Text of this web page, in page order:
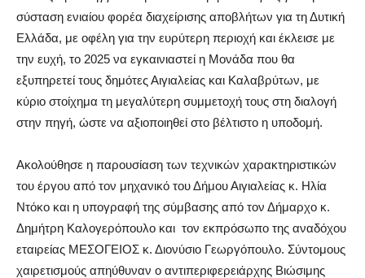
σύσταση ενιαίου φορέα διαχείρισης αποβλήτων για τη Δυτική
Ελλάδα, με οφέλη για την ευρύτερη περιοχή και έκλεισε με
την ευχή, το 2025 να εγκαινιαστεί η Μονάδα που θα
εξυπηρετεί τους δημότες Αιγιαλείας και Καλαβρύτων, με
κύριο στοίχημα τη μεγαλύτερη συμμετοχή τους στη διαλογή
στην πηγή, ώστε να αξιοποιηθεί στο βέλτιστο η υποδομή.
Ακολούθησε η παρουσίαση των τεχνικών χαρακτηριστικών
του έργου από τον μηχανικό του Δήμου Αιγιαλείας κ. Ηλία
Ντόκο και η υπογραφή της σύμβασης από τον Δήμαρχο κ.
Δημήτρη Καλογερόπουλο και τον εκπρόσωπο της αναδόχου
εταιρείας ΜΕΣΟΓΕΙΟΣ κ. Διονύσιο Γεωργόπουλο. Σύντομους
χαιρετισμούς απηύθυναν ο αντιπεριφερειάρχης Βιώσιμης